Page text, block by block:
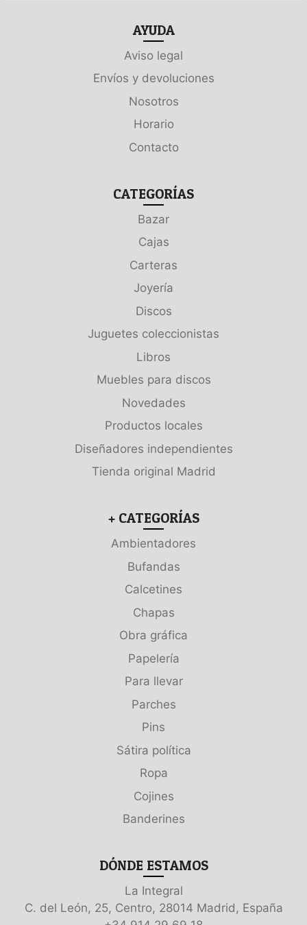
AYUDA
Aviso legal
Envíos y devoluciones
Nosotros
Horario
Contacto
CATEGORÍAS
Bazar
Cajas
Carteras
Joyería
Discos
Juguetes coleccionistas
Libros
Muebles para discos
Novedades
Productos locales
Diseñadores independientes
Tienda original Madrid
+ CATEGORÍAS
Ambientadores
Bufandas
Calcetines
Chapas
Obra gráfica
Papelería
Para llevar
Parches
Pins
Sátira política
Ropa
Cojines
Banderines
DÓNDE ESTAMOS
La Integral
C. del León, 25, Centro, 28014 Madrid, España